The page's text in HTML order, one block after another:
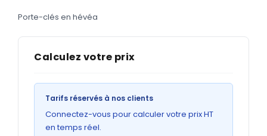
GRAND FORMAT
Porte-clés en hévéa
Calculez votre prix
Tarifs réservés à nos clients
Connectez-vous pour calculer votre prix HT
en temps réel.